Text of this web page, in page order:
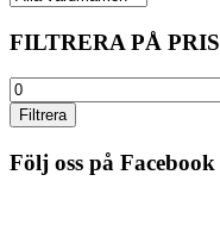
FILTRERA PÅ PRIS
Min
prisFiltrera
Följ oss på Facebook